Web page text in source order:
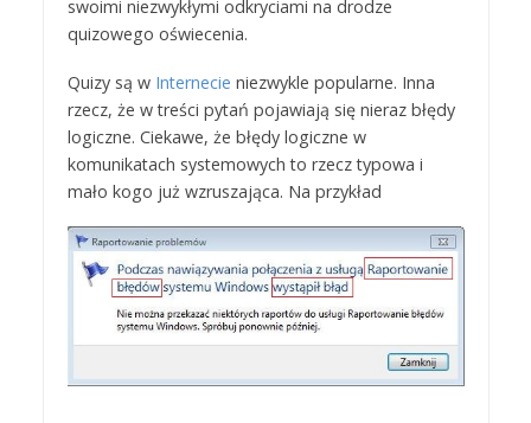
swoimi niezwykłymi odkryciami na drodze
quizowego oświecenia.
Quizy są w Internecie niezwykle popularne. Inna
rzecz, że w treści pytań pojawiają się nieraz błędy
logiczne. Ciekawe, że błędy logiczne w
komunikatach systemowych to rzecz typowa i
mało kogo już wzruszająca. Na przykład